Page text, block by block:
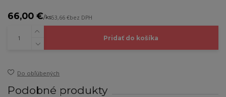
66,00 €/ks53,66 €bez DPH
Pridať do košíka
Do obľúbených
Podobné produkty